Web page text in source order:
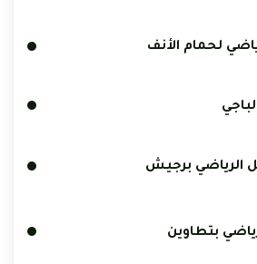
لحمام الأنف
الرياضي برجيش
بتطاوين